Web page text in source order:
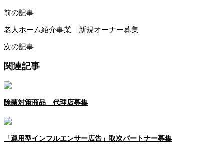
前の記事
老人ホーム紹介事業 新規オーナー募集
次の記事
関連記事
除菌対策商品 代理店募集
「運用型インフルエンサー広告」取次パートナー募集